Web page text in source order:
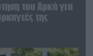
του Αρκά για
της